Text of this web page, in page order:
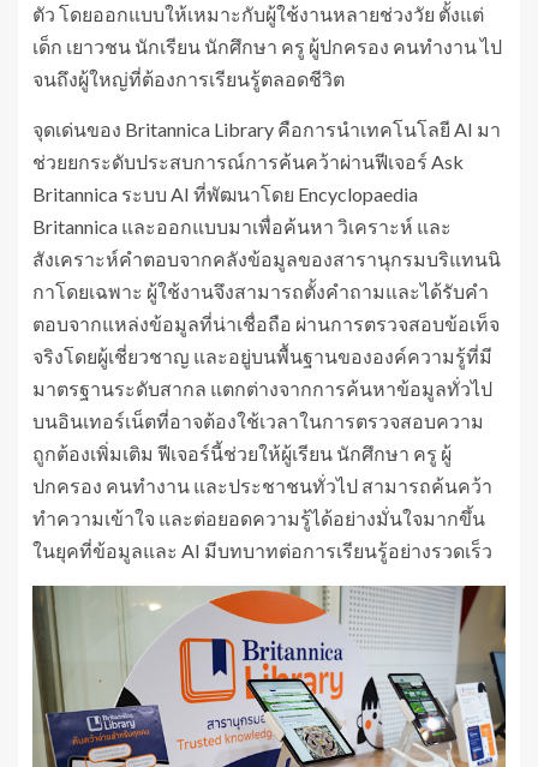
ตัว โดยออกแบบให้เหมาะกับผู้ใช้งานหลายช่วงวัย ตั้งแต่
เด็ก เยาวชน นักเรียน นักศึกษา ครู ผู้ปกครอง คนทำงาน ไป
จนถึงผู้ใหญ่ที่ต้องการเรียนรู้ตลอดชีวิต
จุดเด่นของ Britannica Library คือการนำเทคโนโลยี AI มา
ช่วยยกระดับประสบการณ์การค้นคว้าผ่านฟีเจอร์ Ask
Britannica ระบบ AI ที่พัฒนาโดย Encyclopaedia
Britannica และออกแบบมาเพื่อค้นหา วิเคราะห์ และ
สังเคราะห์คำตอบจากคลังข้อมูลของสารานุกรมบริแทนนิ
กาโดยเฉพาะ ผู้ใช้งานจึงสามารถตั้งคำถามและได้รับคำ
ตอบจากแหล่งข้อมูลที่น่าเชื่อถือ ผ่านการตรวจสอบข้อเท็จ
จริงโดยผู้เชี่ยวชาญ และอยู่บนพื้นฐานขององค์ความรู้ที่มี
มาตรฐานระดับสากล แตกต่างจากการค้นหาข้อมูลทั่วไป
บนอินเทอร์เน็ตที่อาจต้องใช้เวลาในการตรวจสอบความ
ถูกต้องเพิ่มเติม ฟีเจอร์นี้ช่วยให้ผู้เรียน นักศึกษา ครู ผู้
ปกครอง คนทำงาน และประชาชนทั่วไป สามารถค้นคว้า
ทำความเข้าใจ และต่อยอดความรู้ได้อย่างมั่นใจมากขึ้น
ในยุคที่ข้อมูลและ AI มีบทบาทต่อการเรียนรู้อย่างรวดเร็ว